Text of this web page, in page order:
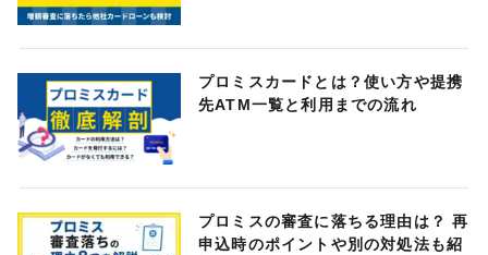
プロミスカードとは？使い方や提携
先ATM一覧と利用までの流れ
プロミスの審査に落ちる理由は？ 再
申込時のポイントや別の対処法も紹